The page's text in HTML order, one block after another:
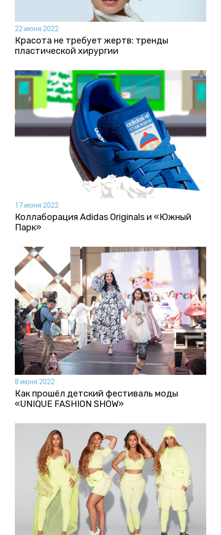
22 июня 2022
Красота не требует жертв: тренды
пластической хирургии
17 июня 2022
Коллаборация Аdidas Originals и «Южный
Парк»
8 июня 2022
Как прошёл детский фестиваль моды
«UNIQUE FASHION SHOW»